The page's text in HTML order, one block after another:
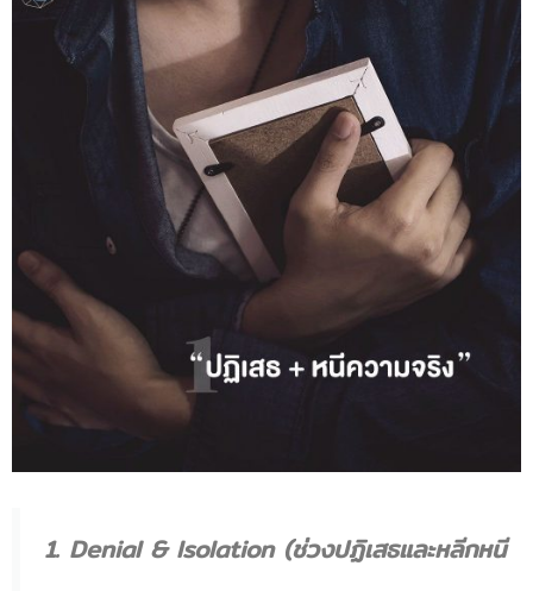
1. Denial & Isolation (ช่วงปฏิเสธและหลีกหนี